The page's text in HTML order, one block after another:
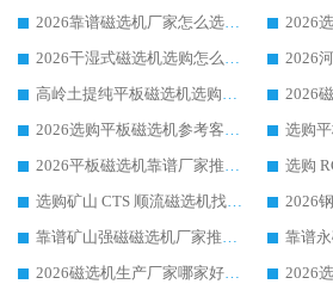
2026靠谱磁选机厂家怎么选?综合实测，众多客户青睐华体会手机网页版-华体会(中国) 设备
2026干湿式磁选机选购怎么选?多地区用户实测优选华体会手机网页版-华体会(中国) 生产厂家
高岭土提纯平板磁选机选购指南，优选华体会手机网页版-华体会(中国) 靠谱生产厂家
2026选购平板磁选机参考客户真实体验，华体会手机网页版-华体会(中国) 厂家行业口碑排名前列
2026平板磁选机靠谱厂家推荐_ 华体会手机网页版-华体会(中国) 凭借良好口碑获得众多客户认可
选购矿山 CTS 顺流磁选机找实体厂家，华体会手机网页版-华体会(中国) 按需定制设备配套完善售后
靠谱矿山强磁磁选机厂家推荐 2026客户真实使用心得分享
2026磁选机生产厂家哪家好?众多客户使用体验分享华体会手机网页版-华体会(中国)